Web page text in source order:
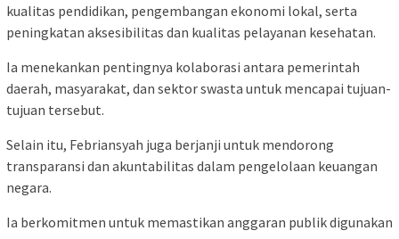
kualitas pendidikan, pengembangan ekonomi lokal, serta
peningkatan aksesibilitas dan kualitas pelayanan kesehatan.
Ia menekankan pentingnya kolaborasi antara pemerintah
daerah, masyarakat, dan sektor swasta untuk mencapai tujuan-
tujuan tersebut.
Selain itu, Febriansyah juga berjanji untuk mendorong
transparansi dan akuntabilitas dalam pengelolaan keuangan
negara.
Ia berkomitmen untuk memastikan anggaran publik digunakan